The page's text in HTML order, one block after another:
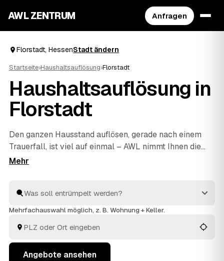
AWL ZENTRUM Anfragen
Florstadt, HessenStadt ändern
Startseite›Haushaltsauflösung›Florstadt
Haushaltsauflösung in
Florstadt
Den ganzen Hausstand auflösen, gerade nach einem
Trauerfall, ist viel auf einmal – AWL nimmt Ihnen die
Suche ab. Eine Anfrage genügt, und geprüfte Anbieter
Keller, Dachboden oder kompletter Nachlass werden
einfühlsam geräumt und fachgerecht entsorgt,
behalten Sie den Überblick, ohne jedem Betrieb einzeln
hinterherzulaufen.
Mehrfachauswahl möglich, z. B. Wohnung + Keller.
Angebote ansehen